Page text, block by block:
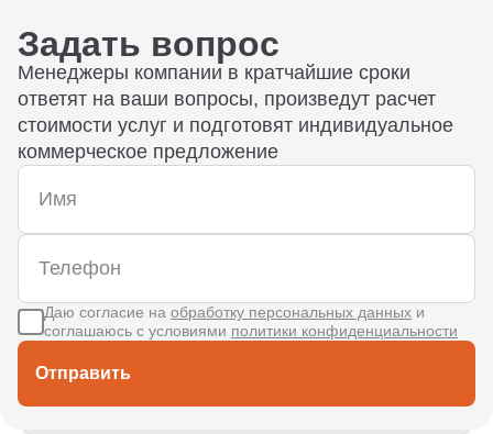
Задать вопрос
Менеджеры компании в кратчайшие сроки
ответят на ваши вопросы, произведут расчет
стоимости услуг и подготовят индивидуальное
коммерческое предложение
Отправить
Даю согласие на обработку персональных данных и
соглашаюсь с условиями политики конфиденциальности